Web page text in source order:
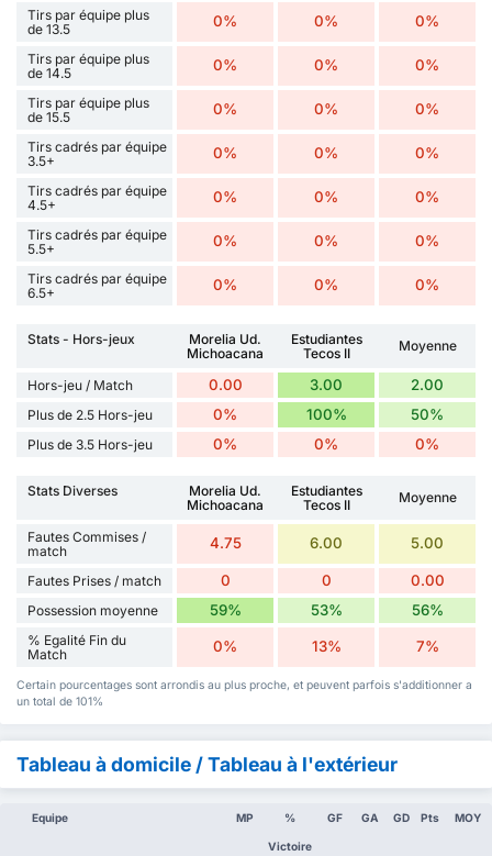
Tirs par équipe plus
de 13.5
0% 0% 0%
Tirs par équipe plus
de 14.5
0% 0% 0%
Tirs par équipe plus
de 15.5
0% 0% 0%
Tirs cadrés par équipe
3.5+
0% 0% 0%
Tirs cadrés par équipe
4.5+
0% 0% 0%
Tirs cadrés par équipe
5.5+
0% 0% 0%
Tirs cadrés par équipe
6.5+
0% 0% 0%
Stats - Hors-jeux
Morelia Ud.
Michoacana
Estudiantes
Tecos II
Moyenne
Hors-jeu / Match 0.00 3.00 2.00
Plus de 2.5 Hors-jeu 0% 100% 50%
Plus de 3.5 Hors-jeu 0% 0% 0%
Stats Diverses
Morelia Ud.
Michoacana
Estudiantes
Tecos II
Moyenne
Fautes Commises /
match
4.75 6.00 5.00
Fautes Prises / match 0 0 0.00
Possession moyenne 59% 53% 56%
% Egalité Fin du
Match
0% 13% 7%
Certain pourcentages sont arrondis au plus proche, et peuvent parfois s'additionner a
un total de 101%
Tableau à domicile / Tableau à l'extérieur
Equipe MP %
Victoire
GF GA GD Pts MOY